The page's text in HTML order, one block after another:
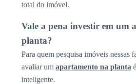
total do imóvel.
Vale a pena investir em um
planta?
Para quem pesquisa imóveis nessas
avaliar um apartamento na planta
inteligente.